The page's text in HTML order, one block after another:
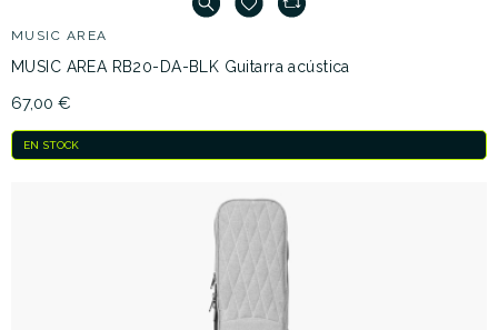
MUSIC AREA
MUSIC AREA RB20-DA-BLK Guitarra acústica
67,00 €
EN STOCK